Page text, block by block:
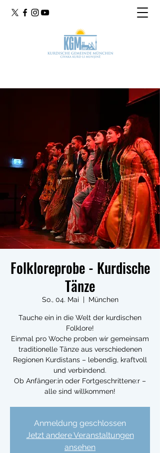
Folkloreprobe - Kurdische
Tänze
So., 04. Mai
  |
München
Tauche ein in die Welt der kurdischen
Folklore!
Einmal pro Woche proben wir gemeinsam
traditionelle Tänze aus verschiedenen
Regionen Kurdistans – lebendig, kraftvoll
und verbindend.
Ob Anfänger:in oder Fortgeschrittene:r –
alle sind willkommen!
Anmeldung geschlossen
Jetzt andere Veranstaltungen
ansehen